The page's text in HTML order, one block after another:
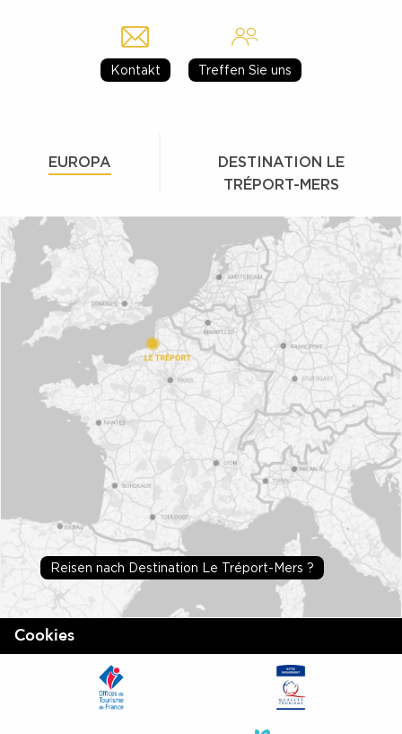
Kontakt Treffen Sie uns
EUROPA
DESTINATION LE
TRÉPORT-MERS
Reisen nach Destination Le Tréport-Mers ?
Cookies